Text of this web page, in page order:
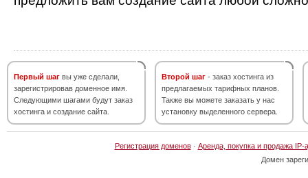
Первый шаг вы уже сделали,
зарегистрировав доменное имя.
Следующими шагами будут заказ
хостинга и создание сайта.
Второй шаг - заказ хостинга из
предлагаемых тарифных планов.
Также вы можете заказать у нас
установку выделенного сервера.
Регистрация доменов· Аренда, покупка и продажа IP-
Домен